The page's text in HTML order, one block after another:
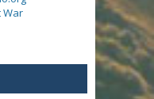
War